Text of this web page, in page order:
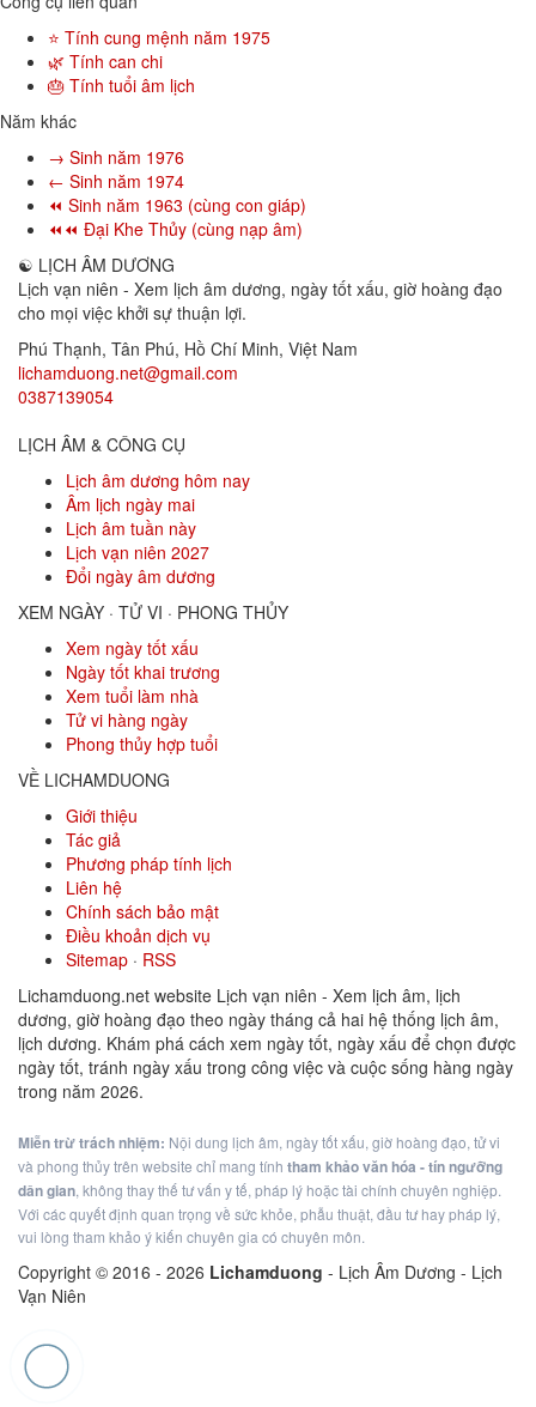
⭐ Tính cung mệnh năm 1975
🌿 Tính can chi
🎂 Tính tuổi âm lịch
Năm khác
→ Sinh năm 1976
← Sinh năm 1974
⏪ Sinh năm 1963 (cùng con giáp)
⏪⏪ Đại Khe Thủy (cùng nạp âm)
☯ LỊCH ÂM DƯƠNG
Lịch vạn niên - Xem lịch âm dương, ngày tốt xấu, giờ hoàng đạo
cho mọi việc khởi sự thuận lợi.
Phú Thạnh, Tân Phú, Hồ Chí Minh, Việt Nam
lichamduong.net@gmail.com
0387139054
LỊCH ÂM & CÔNG CỤ
Lịch âm dương hôm nay
Âm lịch ngày mai
Lịch âm tuần này
Lịch vạn niên 2027
Đổi ngày âm dương
XEM NGÀY · TỬ VI · PHONG THỦY
Xem ngày tốt xấu
Ngày tốt khai trương
Xem tuổi làm nhà
Tử vi hàng ngày
Phong thủy hợp tuổi
VỀ LICHAMDUONG
Giới thiệu
Tác giả
Phương pháp tính lịch
Liên hệ
Chính sách bảo mật
Điều khoản dịch vụ
Sitemap · RSS
Lichamduong.net website Lịch vạn niên - Xem lịch âm, lịch
dương, giờ hoàng đạo theo ngày tháng cả hai hệ thống lịch âm,
lịch dương. Khám phá cách xem ngày tốt, ngày xấu để chọn được
ngày tốt, tránh ngày xấu trong công việc và cuộc sống hàng ngày
trong năm 2026.
Miễn trừ trách nhiệm: Nội dung lịch âm, ngày tốt xấu, giờ hoàng đạo, tử vi
và phong thủy trên website chỉ mang tính tham khảo văn hóa - tín ngưỡng
dân gian, không thay thế tư vấn y tế, pháp lý hoặc tài chính chuyên nghiệp.
Với các quyết định quan trọng về sức khỏe, phẫu thuật, đầu tư hay pháp lý,
vui lòng tham khảo ý kiến chuyên gia có chuyên môn.
Copyright © 2016 - 2026 Lichamduong - Lịch Âm Dương - Lịch
Vạn Niên